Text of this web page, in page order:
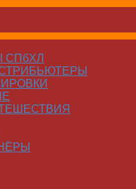
СПбХЛ